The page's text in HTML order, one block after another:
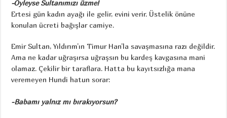
-Öyleyse Sultanımızı üzme!
Ertesi gün kadın ayağı ile gelir, evini verir. Üstelik önüne
konulan ücreti bağışlar camiye.
Emir Sultan, Yıldırım’ın Timur Han’la savaşmasına razı değildir.
Ama ne kadar uğraşırsa uğraşsın bu kardeş kavgasına mani
olamaz. Çekilir bir taraflara. Hatta bu kayıtsızlığa mana
veremeyen Hundi hatun sorar:
-Babamı yalnız mı bırakıyorsun?